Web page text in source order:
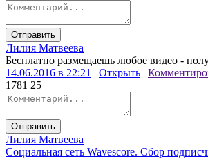
Отправить
Лилия Матвеева
Бесплатно размещаешь любое видео -
14.06.2016 в 22:21 | Открыть |
1781 25
Отправить
Лилия Матвеева
Социальная сеть Wavescore. Сбор